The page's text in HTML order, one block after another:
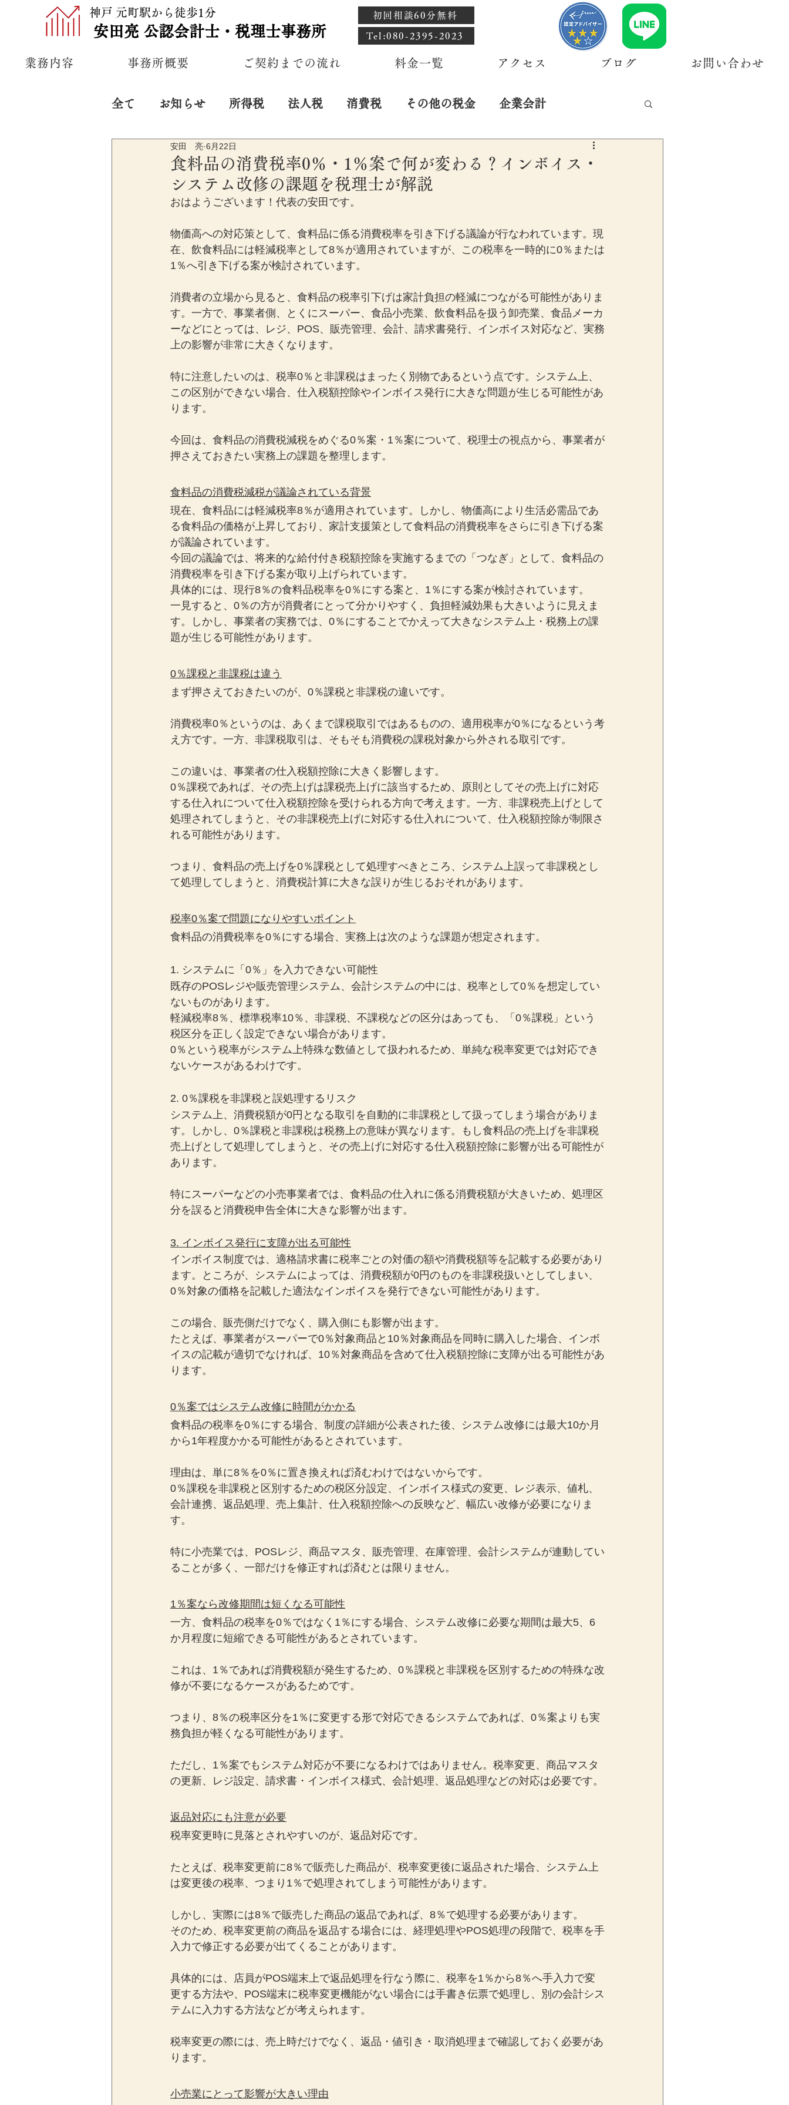
神戸 元町駅から徒歩1分
安田亮 公認会計士・税理士事務所
初回相談60分無料
​Tel:080-2395-2023
業務内容 事務所概要 ご契約までの流れ 料金一覧 アクセス ブログ お問い合わせ
全て お知らせ 所得税 法人税 消費税 その他の税金 企業会計
プライベート 経営
食料品の消費税率0％・1％案で何が変わる？インボイス・
システム改修の課題を税理士が解説
安田 亮 6月22日
おはようございます！代表の安田です。
物価高への対応策として、食料品に係る消費税率を引き下げる議論が行なわれています。現
在、飲食料品には軽減税率として8％が適用されていますが、この税率を一時的に0％または
1％へ引き下げる案が検討されています。
消費者の立場から見ると、食料品の税率引下げは家計負担の軽減につながる可能性がありま
す。一方で、事業者側、とくにスーパー、食品小売業、飲食料品を扱う卸売業、食品メーカ
ーなどにとっては、レジ、POS、販売管理、会計、請求書発行、インボイス対応など、実務
上の影響が非常に大きくなります。
特に注意したいのは、税率0％と非課税はまったく別物であるという点です。システム上、
この区別ができない場合、仕入税額控除やインボイス発行に大きな問題が生じる可能性があ
ります。
今回は、食料品の消費税減税をめぐる0％案・1％案について、税理士の視点から、事業者が
押さえておきたい実務上の課題を整理します。
食料品の消費税減税が議論されている背景
現在、食料品には軽減税率8％が適用されています。しかし、物価高により生活必需品であ
る食料品の価格が上昇しており、家計支援策として食料品の消費税率をさらに引き下げる案
が議論されています。
今回の議論では、将来的な給付付き税額控除を実施するまでの「つなぎ」として、食料品の
消費税率を引き下げる案が取り上げられています。
具体的には、現行8％の食料品税率を0％にする案と、1％にする案が検討されています。
一見すると、0％の方が消費者にとって分かりやすく、負担軽減効果も大きいように見えま
す。しかし、事業者の実務では、0％にすることでかえって大きなシステム上・税務上の課
題が生じる可能性があります。
0％課税と非課税は違う
まず押さえておきたいのが、0％課税と非課税の違いです。
消費税率0％というのは、あくまで課税取引ではあるものの、適用税率が0％になるという考
え方です。一方、非課税取引は、そもそも消費税の課税対象から外される取引です。
この違いは、事業者の仕入税額控除に大きく影響します。
0％課税であれば、その売上げは課税売上げに該当するため、原則としてその売上げに対応
する仕入れについて仕入税額控除を受けられる方向で考えます。一方、非課税売上げとして
処理されてしまうと、その非課税売上げに対応する仕入れについて、仕入税額控除が制限さ
れる可能性があります。
つまり、食料品の売上げを0％課税として処理すべきところ、システム上誤って非課税とし
て処理してしまうと、消費税計算に大きな誤りが生じるおそれがあります。
税率0％案で問題になりやすいポイント
食料品の消費税率を0％にする場合、実務上は次のような課題が想定されます。
1. システムに「0％」を入力できない可能性
既存のPOSレジや販売管理システム、会計システムの中には、税率として0％を想定してい
ないものがあります。
軽減税率8％、標準税率10％、非課税、不課税などの区分はあっても、「0％課税」という
税区分を正しく設定できない場合があります。
0％という税率がシステム上特殊な数値として扱われるため、単純な税率変更では対応でき
ないケースがあるわけです。
2. 0％課税を非課税と誤処理するリスク
システム上、消費税額が0円となる取引を自動的に非課税として扱ってしまう場合がありま
す。しかし、0％課税と非課税は税務上の意味が異なります。もし食料品の売上げを非課税
売上げとして処理してしまうと、その売上げに対応する仕入税額控除に影響が出る可能性が
あります。
特にスーパーなどの小売事業者では、食料品の仕入れに係る消費税額が大きいため、処理区
分を誤ると消費税申告全体に大きな影響が出ます。
3. インボイス発行に支障が出る可能性
インボイス制度では、適格請求書に税率ごとの対価の額や消費税額等を記載する必要があり
ます。ところが、システムによっては、消費税額が0円のものを非課税扱いとしてしまい、
0％対象の価格を記載した適法なインボイスを発行できない可能性があります。
この場合、販売側だけでなく、購入側にも影響が出ます。
たとえば、事業者がスーパーで0％対象商品と10％対象商品を同時に購入した場合、インボ
イスの記載が適切でなければ、10％対象商品を含めて仕入税額控除に支障が出る可能性があ
ります。
0％案ではシステム改修に時間がかかる
食料品の税率を0％にする場合、制度の詳細が公表された後、システム改修には最大10か月
から1年程度かかる可能性があるとされています。
理由は、単に8％を0％に置き換えれば済むわけではないからです。
0％課税を非課税と区別するための税区分設定、インボイス様式の変更、レジ表示、値札、
会計連携、返品処理、売上集計、仕入税額控除への反映など、幅広い改修が必要になりま
す。
特に小売業では、POSレジ、商品マスタ、販売管理、在庫管理、会計システムが連動してい
ることが多く、一部だけを修正すれば済むとは限りません。
1％案なら改修期間は短くなる可能性
一方、食料品の税率を0％ではなく1％にする場合、システム改修に必要な期間は最大5、6
か月程度に短縮できる可能性があるとされています。
これは、1％であれば消費税額が発生するため、0％課税と非課税を区別するための特殊な改
修が不要になるケースがあるためです。
つまり、8％の税率区分を1％に変更する形で対応できるシステムであれば、0％案よりも実
務負担が軽くなる可能性があります。
ただし、1％案でもシステム対応が不要になるわけではありません。税率変更、商品マスタ
の更新、レジ設定、請求書・インボイス様式、会計処理、返品処理などの対応は必要です。
返品対応にも注意が必要
税率変更時に見落とされやすいのが、返品対応です。
たとえば、税率変更前に8％で販売した商品が、税率変更後に返品された場合、システム上
は変更後の税率、つまり1％で処理されてしまう可能性があります。
しかし、実際には8％で販売した商品の返品であれば、8％で処理する必要があります。
そのため、税率変更前の商品を返品する場合には、経理処理やPOS処理の段階で、税率を手
入力で修正する必要が出てくることがあります。
具体的には、店員がPOS端末上で返品処理を行なう際に、税率を1％から8％へ手入力で変
更する方法や、POS端末に税率変更機能がない場合には手書き伝票で処理し、別の会計シス
テムに入力する方法などが考えられます。
税率変更の際には、売上時だけでなく、返品・値引き・取消処理まで確認しておく必要があ
ります。
小売業にとって影響が大きい理由